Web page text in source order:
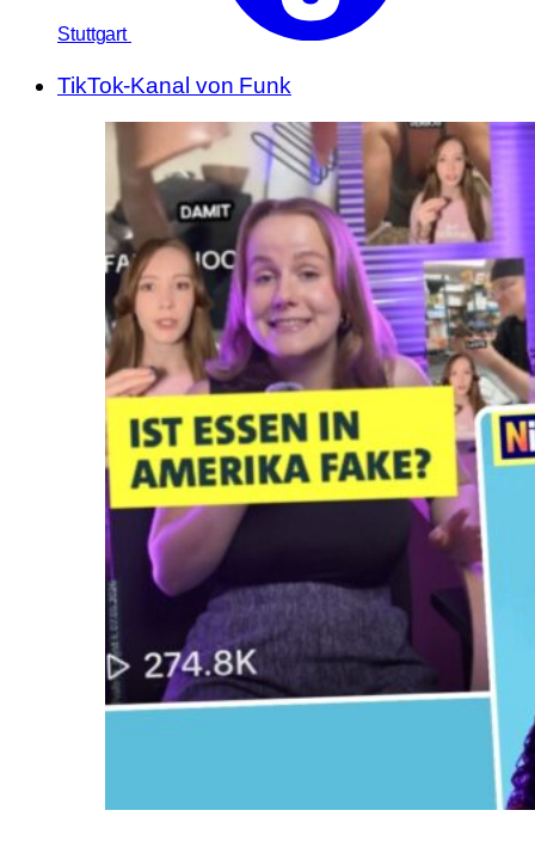
Stuttgart
TikTok-Kanal von Funk